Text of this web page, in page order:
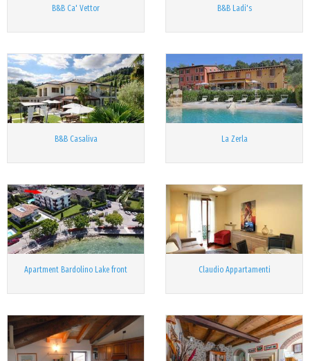
B&B Ca' Vettor B&B Ladi's
B&B Casaliva La Zerla
Apartment Bardolino Lake front Claudio Appartamenti